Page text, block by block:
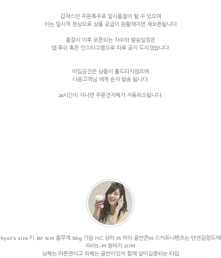
갑작스런 주문폭주로 일시품절이 될 수 있으며
이는 일시적 현상으로 상품 공급이 원활해지면 재오픈됩니다
품절시 이후 오픈되는 차수와 발송일정은
앱 푸쉬 혹은 인스타그램으로 따로 공지 드리겠습니다.
미입금건은 상품이 홀드되지않으며
다음고객님 에게 순차 발송 됩니다.
24시간이 지나면 주문건자체가 자동취소됩니다.
hyun's size 키: 167.5cm 몸무게:51kg 가슴:75C 상의:55 하의:골반큰55 스커트나팬츠는 텐션감정도에
따라S-M 청바지:27/M
상체는 마른편이고 하체는 골반이있어 힙에 살이집중되는 타입